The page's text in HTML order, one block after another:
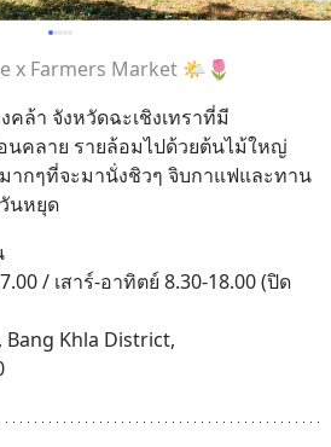
x Farmers Market 🌤️🌷
คล้า จังหวัดฉะเชิงเทราที่มี
นคลาย รายล้อมไปด้วยต้นไม้ใหญ่
ากๆที่จะมานั่งชิวๆ จิบกาแฟและทาน
นหยุด
/ เสาร์-อาทิตย์ 8.30-18.00 (ปิด
Bang Khla District,